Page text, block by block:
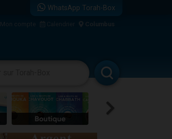
WhatsApp Torah-Box
Mon compte Calendrier Columbus